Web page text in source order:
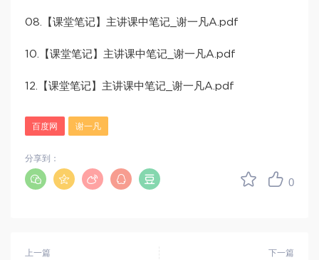
08.【课堂笔记】主讲课中笔记_谢一凡A.pdf
10.【课堂笔记】主讲课中笔记_谢一凡A.pdf
12.【课堂笔记】主讲课中笔记_谢一凡A.pdf
百度网 谢一凡
0
分享到：
上一篇 下一篇